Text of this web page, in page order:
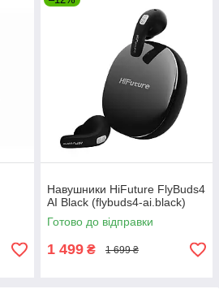
Навушники HiFuture FlyBuds4
AI Black (flybuds4-ai.black)
Готово до відправки
1 499 ₴ 1 699 ₴